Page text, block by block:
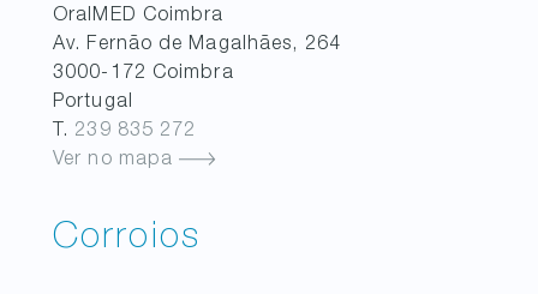
OralMED Coimbra
Av. Fernão de Magalhães, 264
3000-172 Coimbra
Portugal
T. 239 835 272
Ver no mapa
Corroios